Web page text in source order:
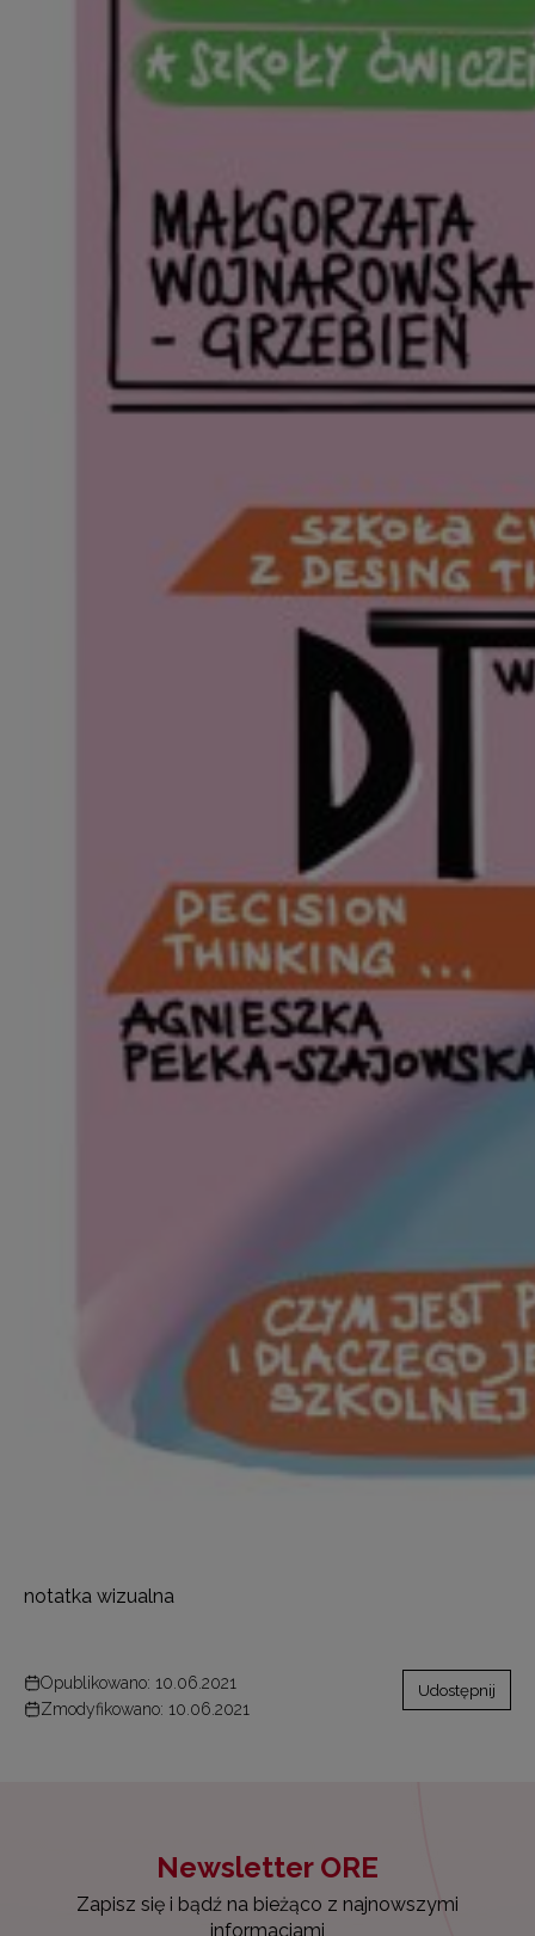
notatka wizualna
Opublikowano: 10.06.2021
Zmodyfikowano: 10.06.2021
Udostępnij
Newsletter ORE
Zapisz się i bądź na bieżąco z najnowszymi
informacjami